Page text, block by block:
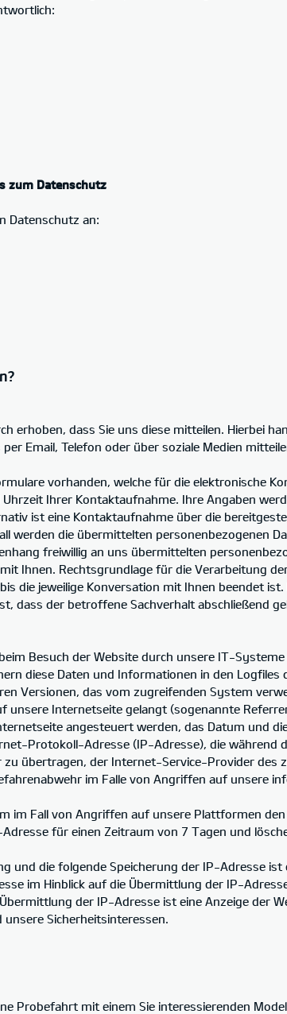
zum Datenschutz
Datenschutz an:
erhoben, dass Sie uns diese mitteilen. Hierbei
Email, Telefon oder über soziale Medien
vorhanden, welche für die elektronische
Ihrer Kontaktaufnahme. Ihre Angaben
ist eine Kontaktaufnahme über die
werden die übermittelten personenbezogenen
freiwillig an uns übermittelten
Ihnen. Rechtsgrundlage für die Verarbeitung
die jeweilige Konversation mit Ihnen beendet
dass der betroffene Sachverhalt abschließend
Besuch der Website durch unsere IT-
diese Daten und Informationen in den
Versionen, das vom zugreifenden System
unsere Internetseite gelangt (sogenannte
angesteuert werden, das Datum und
Protokoll-Adresse (IP-Adresse), die während
übertragen, der Internet-Service-Provider des
im Falle von Angriffen auf unsere
im Fall von Angriffen auf unsere Plattformen
für einen Zeitraum von 7 Tagen und
und die folgende Speicherung der IP-Adresse
im Hinblick auf die Übermittlung der IP-
der IP-Adresse ist eine Anzeige der
Sicherheitsinteressen.
Probefahrt mit einem Sie interessierenden